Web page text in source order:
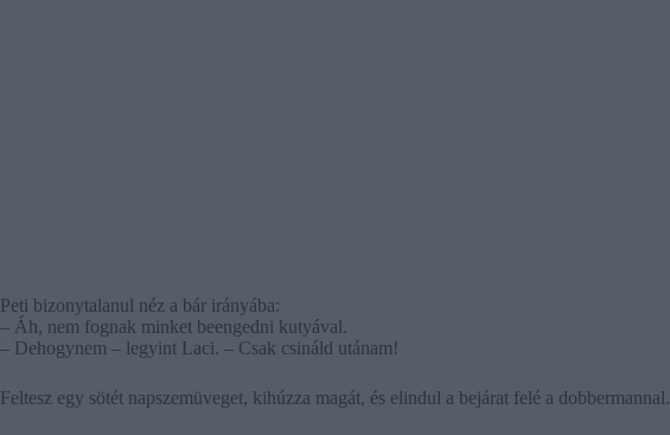
Peti bizonytalanul néz a bár irányába:
– Áh, nem fognak minket beengedni kutyával.
– Dehogynem – legyint Laci. – Csak csináld utánam!
Feltesz egy sötét napszemüveget, kihúzza magát, és elindul a bejárat felé a dobbermannal.